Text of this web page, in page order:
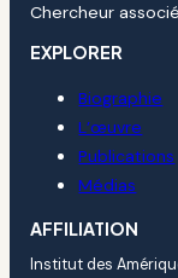
Chercheur
EXPLORER
Biographie
L’œuvre
Publications
Médias
AFFILIATION
Institut des